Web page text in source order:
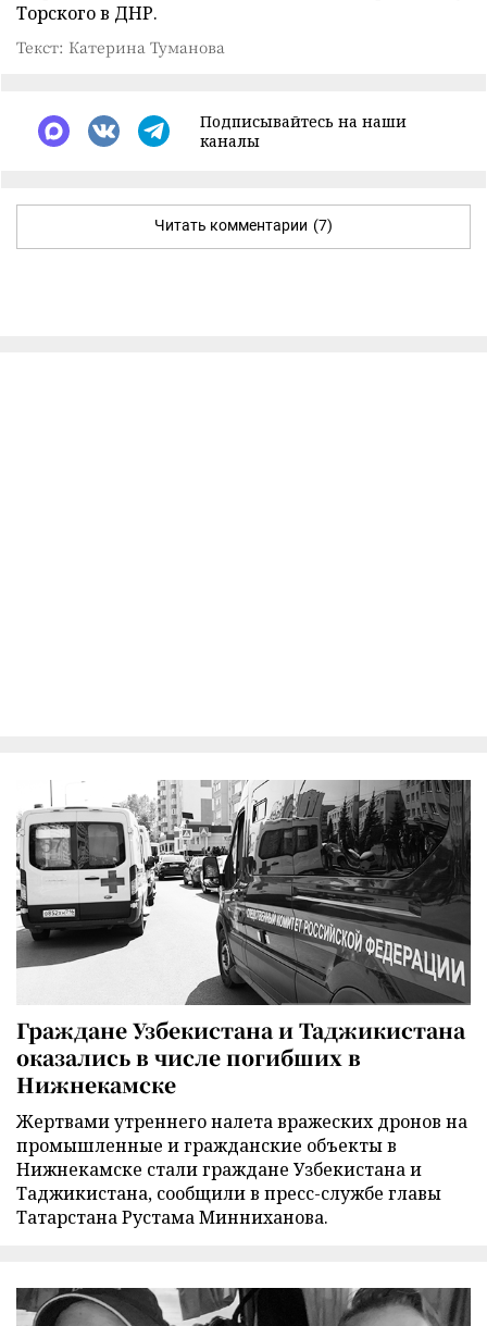
Торского в ДНР.
Текст: Катерина Туманова
Подписывайтесь на наши
каналы
Читать комментарии (7)
Граждане Узбекистана и Таджикистана
оказались в числе погибших в
Нижнекамске
Жертвами утреннего налета вражеских дронов на
промышленные и гражданские объекты в
Нижнекамске стали граждане Узбекистана и
Таджикистана, сообщили в пресс-службе главы
Татарстана Рустама Минниханова.